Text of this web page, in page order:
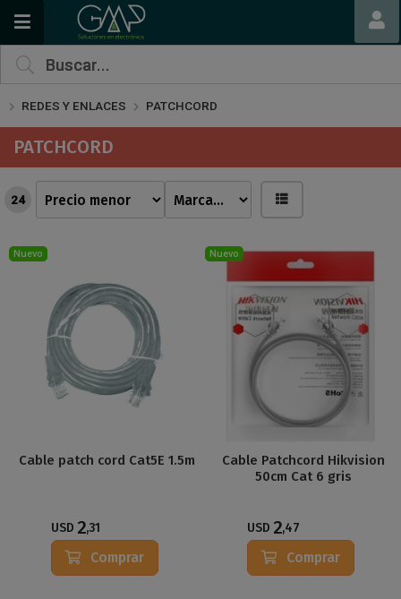
REDES Y ENLACES PATCHCORD
PATCHCORD
24
Nuevo
Cable patch cord Cat5E 1.5m
USD 2,31
Comprar
Nuevo
Cable Patchcord Hikvision
50cm Cat 6 gris
USD 2,47
Comprar